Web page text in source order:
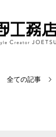
全ての記事